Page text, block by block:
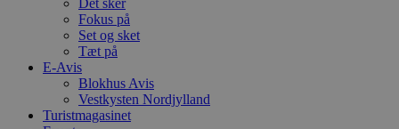
Det sker
Fokus på
Set og sket
Tæt på
E-Avis
Blokhus Avis
Vestkysten Nordjylland
Turistmagasinet